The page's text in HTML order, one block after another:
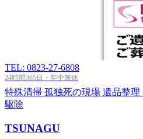
TEL: 0823-27-6808
24時間365日・年中無休
特殊清掃 孤独死の現場 遺品整理
駆除
TSUNAGU